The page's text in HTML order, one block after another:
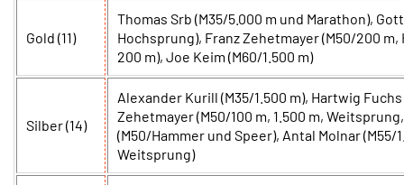
Gold (11)
Thomas Srb (M35/5.000 m und Marathon),
Hochsprung), Franz Zehetmayer (M50/200
200 m), Joe Keim (M60/1.500 m)
Silber (14)
Alexander Kurill (M35/1.500 m), Hartwig
Zehetmayer (M50/100 m, 1.500 m,
(M50/Hammer und Speer), Antal Molnar
Weitsprung)